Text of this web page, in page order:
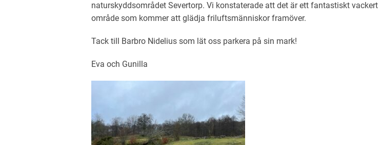
naturskyddsområdet Severtorp. Vi konstaterade att det är ett fantastiskt vackert
område som kommer att glädja friluftsmänniskor framöver.
Tack till Barbro Nidelius som lät oss parkera på sin mark!
Eva och Gunilla